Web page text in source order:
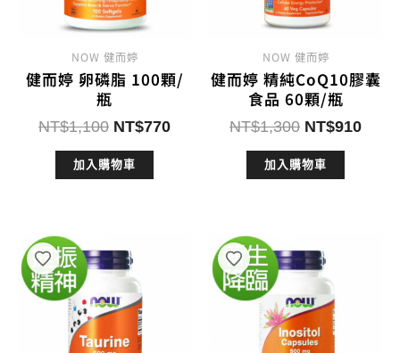
NOW 健而婷
健而婷 卵磷脂 100顆/
瓶
NT$1,100 原
始
價
NT$770目
加入購物車
NOW 健而婷
健而婷 精純CoQ10膠囊
食品 60顆/瓶
NT$1,300 原
始
價
NT$910目
加入購物車